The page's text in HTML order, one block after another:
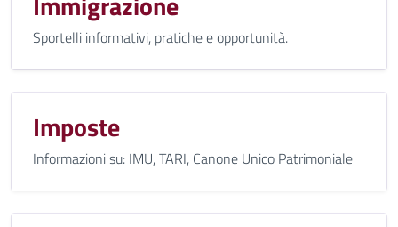
Sportelli informativi, pratiche e opportunità.
Imposte
Informazioni su: IMU, TARI, Canone Unico Patrimoniale